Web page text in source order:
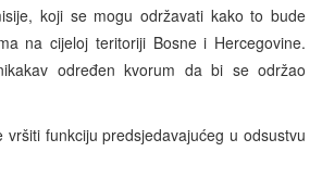
koji se mogu održavati kako to bude
na cijeloj teritoriji Bosne i Hercegovine.
određen kvorum da bi se održao
vršiti funkciju predsjedavajućeg u odsustvu